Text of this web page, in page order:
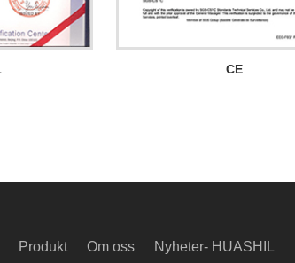
CE
Produkt Om oss Nyheter- HUASHIL